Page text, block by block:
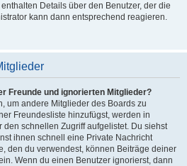
Details über den Benutzer, der die
kann dann entsprechend reagieren.
Freunde und ignorierten Mitglieder?
um andere Mitglieder des Boards zu
Freundesliste hinzufügst, werden in
schnellen Zugriff aufgelistet. Du siehst
ihnen schnell eine Private Nachricht
den du verwendest, können Beiträge deiner
Wenn du einen Benutzer ignorierst, dann